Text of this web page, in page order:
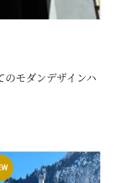
のモダンデザインハ